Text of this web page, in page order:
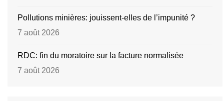
Pollutions minières: jouissent-elles de l’impunité ?
7 août 2026
RDC: fin du moratoire sur la facture normalisée
7 août 2026